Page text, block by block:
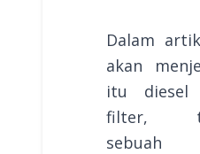
Dalam
akan
itu diesel
filter,